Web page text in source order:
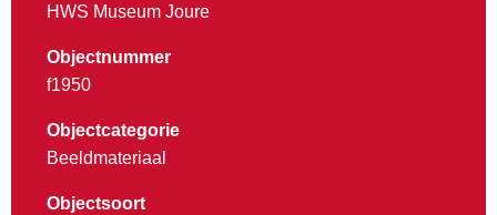
HWS Museum Joure
Objectnummer
f1950
Objectcategorie
Beeldmateriaal
Objectsoort